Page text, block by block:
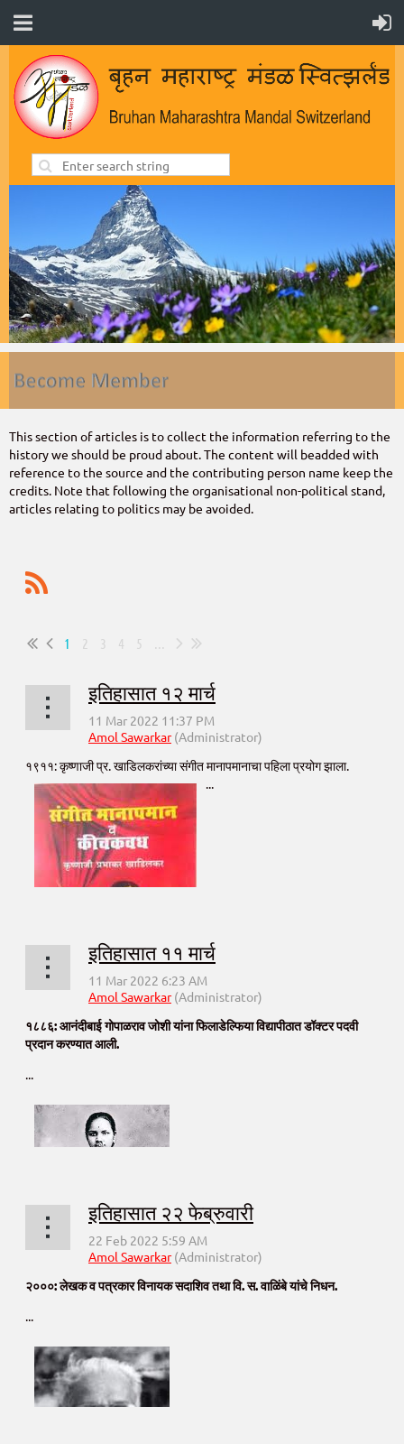
This section of articles is to collect the information referring to the
history we should be proud about. The content will beadded with
reference to the source and the contributing person name keep the
credits. Note that following the organisational non-political stand,
articles relating to politics may be avoided.
1 2 3 4 5
इतिहासात १२ मार्च
१९११: कृष्णाजी प्र. खाडिलकरांच्या संगीत मानापमानाचा पहिला प्रयोग झाला.
...
इतिहासात ११ मार्च
१८८६: आनंदीबाई गोपाळराव जोशी यांना फिलाडेल्फिया विद्यापीठात डॉक्टर पदवी
प्रदान करण्यात आली.
...
इतिहासात २२ फेब्रुवारी
२०००: लेखक व पत्रकार विनायक सदाशिव तथा वि. स. वाळिंबे यांचे निधन.
...